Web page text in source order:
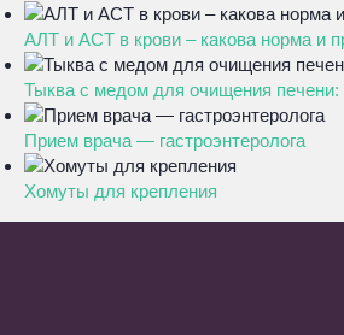
АЛТ и АСТ в крови – какова норма и
Тыква с медом для очищения печени:
Прием врача — гастроэнтеролога
Хомуты для крепления